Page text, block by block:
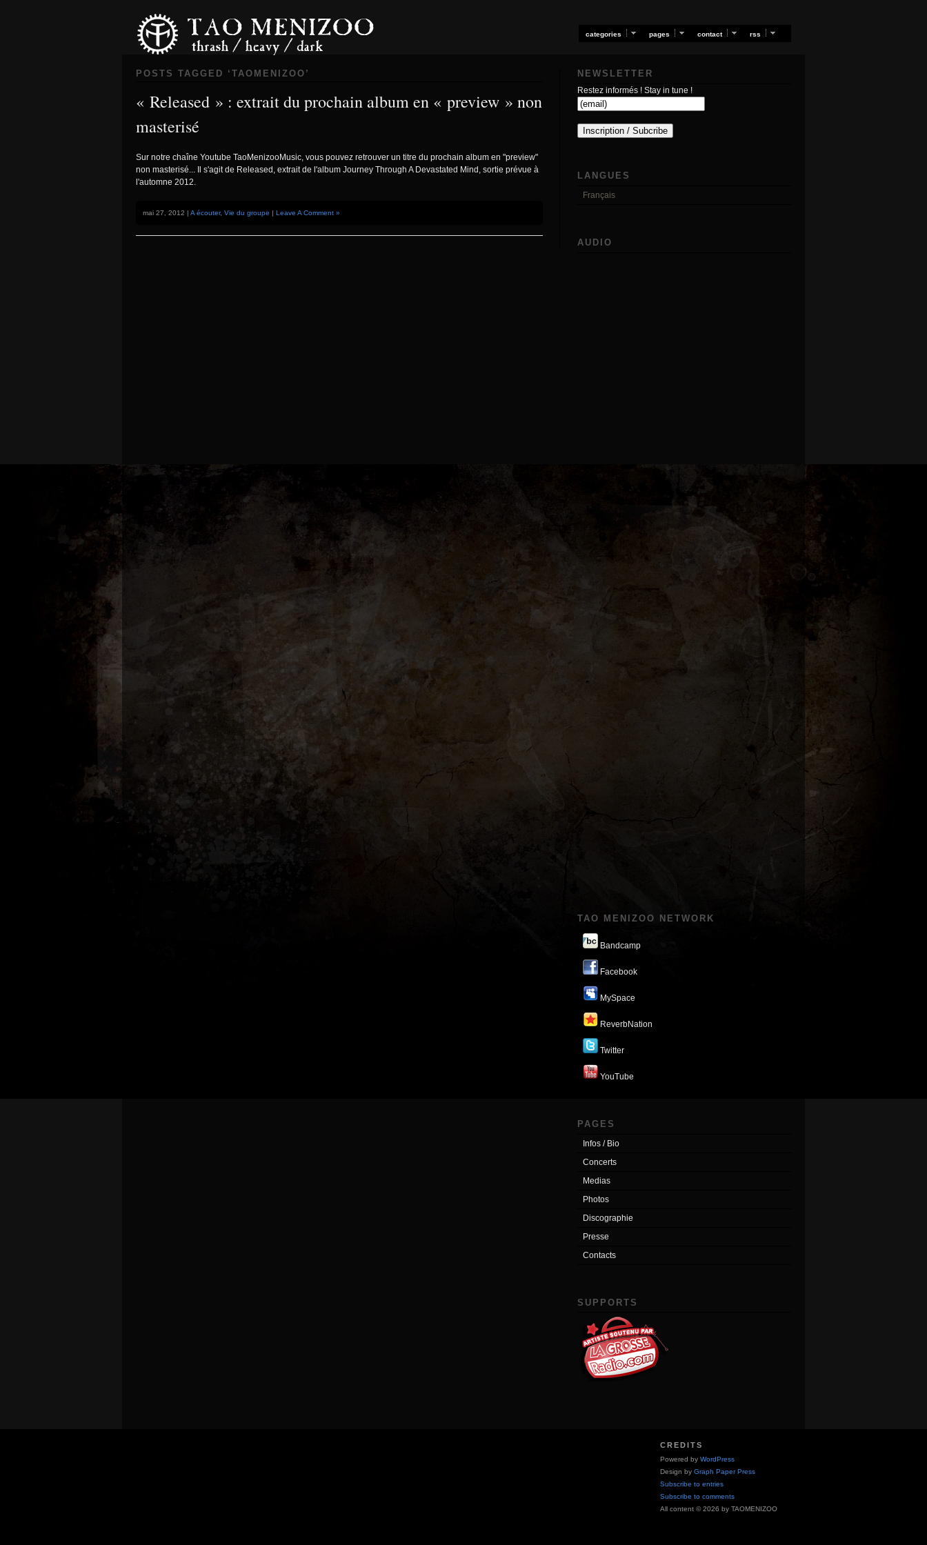
categories pages contact rss
POSTS TAGGED ‘TAOMENIZOO’
« Released » : extrait du prochain album en « preview » non
masterisé
Sur notre chaîne Youtube TaoMenizooMusic, vous pouvez retrouver un titre du prochain album en "preview"
non masterisé... Il s'agit de Released, extrait de l'album Journey Through A Devastated Mind, sortie prévue à
l'automne 2012.
mai 27, 2012 | A écouter, Vie du groupe | Leave A Comment »
NEWSLETTER
Restez informés ! Stay in tune !
LANGUES
Français
AUDIO
TAO MENIZOO NETWORK
Bandcamp
Facebook
MySpace
ReverbNation
Twitter
YouTube
PAGES
Infos / Bio
Concerts
Medias
Photos
Discographie
Presse
Contacts
SUPPORTS
CREDITS
Powered by WordPress
Design by Graph Paper Press
Subscribe to entries
Subscribe to comments
All content © 2026 by TAOMENIZOO